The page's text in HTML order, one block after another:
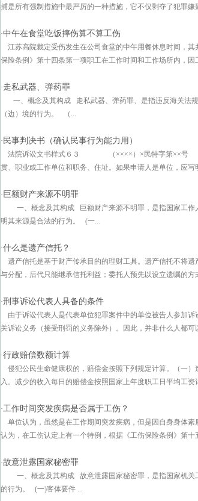
捕是所有强制措施中最严厉的一种措施，它不仅剥夺了犯罪
·中午在食堂吃饭摔伤算不算工伤
江苏高院裁定受伤发生在公司食堂的中午用餐休息时间，
保险条例》第十四条第一项职工在工作时间和工作场所内，
·走私武器、弹药罪
一、概念及其构成 走私武器、弹药罪、是指违反海关法
（边）境的行为。 （...
· 民事判决书（确认民事行为能力用）
法院诉讼文书样式６３ （××××）×民特字第××号
贯、职业或工作单位和职务、住址。如果申请人是单位，应
·巨额财产来源不明罪
一、概念及其构成 巨额财产来源不明罪，是指国家工作
明其来源是合法的行为。 (一...
·什么是遗产信托？
遗产信托是基于财产传承目的的理财工具。遗产信托不将
与分配，后代只能继承信托利益；委托人预先以设立遗嘱的
·刑事诉讼代表人具备的条件
由于诉讼代表人是代表单位犯罪案件中的单位被告人参加
关诉讼义务（接受刑罚的义务除外）。因此，并非什么人都
·行政赔偿数额计算
侵犯公民生命健康权的，赔偿金按照下列规定计算。（一
入。减少的收入每日的赔偿金按照国家上年度职工日平均工
·工作时间突发疾病是否属于工伤？
单位认为，虽然是在工作期间突发疾病，但是因自身身体
认为，在工伤认定上有一个特例，根据《工伤保险条例》第
·故意泄露国家秘密罪
一、概念及其构成 故意泄露国家秘密罪，是指国家机关
的行为。 (一)客体要件 ...